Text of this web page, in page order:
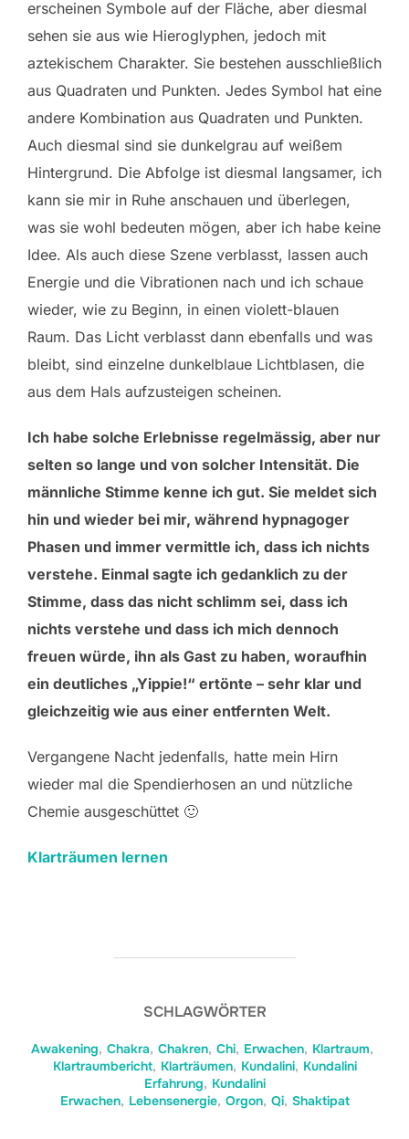
erscheinen Symbole auf der Fläche, aber diesmal
sehen sie aus wie Hieroglyphen, jedoch mit
aztekischem Charakter. Sie bestehen ausschließlich
aus Quadraten und Punkten. Jedes Symbol hat eine
andere Kombination aus Quadraten und Punkten.
Auch diesmal sind sie dunkelgrau auf weißem
Hintergrund. Die Abfolge ist diesmal langsamer, ich
kann sie mir in Ruhe anschauen und überlegen,
was sie wohl bedeuten mögen, aber ich habe keine
Idee. Als auch diese Szene verblasst, lassen auch
Energie und die Vibrationen nach und ich schaue
wieder, wie zu Beginn, in einen violett-blauen
Raum. Das Licht verblasst dann ebenfalls und was
bleibt, sind einzelne dunkelblaue Lichtblasen, die
aus dem Hals aufzusteigen scheinen.
Ich habe solche Erlebnisse regelmässig, aber nur
selten so lange und von solcher Intensität. Die
männliche Stimme kenne ich gut. Sie meldet sich
hin und wieder bei mir, während hypnagoger
Phasen und immer vermittle ich, dass ich nichts
verstehe. Einmal sagte ich gedanklich zu der
Stimme, dass das nicht schlimm sei, dass ich
nichts verstehe und dass ich mich dennoch
freuen würde, ihn als Gast zu haben, woraufhin
ein deutliches „Yippie!“ ertönte – sehr klar und
gleichzeitig wie aus einer entfernten Welt.
Vergangene Nacht jedenfalls, hatte mein Hirn
wieder mal die Spendierhosen an und nützliche
Chemie ausgeschüttet 🙂
Klarträumen lernen
SCHLAGWÖRTER
Awakening, Chakra, Chakren, Chi, Erwachen, Klartraum,
Klartraumbericht, Klarträumen, Kundalini, Kundalini
Erfahrung, Kundalini
Erwachen, Lebensenergie, Orgon, Qi, Shaktipat